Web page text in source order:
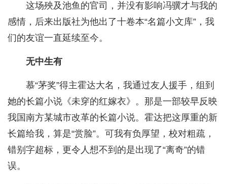
这场殃及池鱼的官司，并没有影响冯骥才与我的
感情，后来出版社为他出了十卷本“名篇小文库”，我
们的友谊一直延续至今。
无中生有
慕“茅奖”得主霍达大名，我通过友人援手，组到
她的长篇小说《未穿的红嫁衣》。那是一部较早反映
我国南方某城市改革的长篇小说。霍达把这厚重的新
长篇给我，算是“赏脸”。可我有负厚望，校对粗疏，
错别字超标，更令人想不到的是出现了“离奇”的错
误。